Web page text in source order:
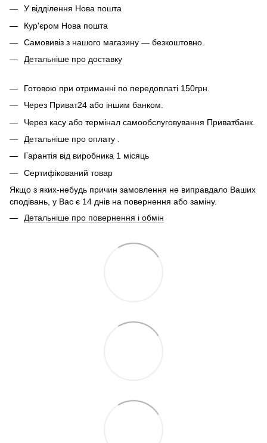
У відділення Нова пошта
Кур'єром Нова пошта
Самовивіз з нашого магазину — безкоштовно.
Детальніше про доставку
Готовою при отриманні по передоплаті 150грн.
Через Приват24 або іншим банком.
Через касу або термінал самообслуговування Приватбанк.
Детальніше про оплату
Гарантія від виробника 1 місяць
Сертифікований товар
Якщо з яких-небудь причин замовлення не виправдало Ваших
сподівань, у Вас є 14 днів на повернення або заміну.
Детальніше про повернення і обмін